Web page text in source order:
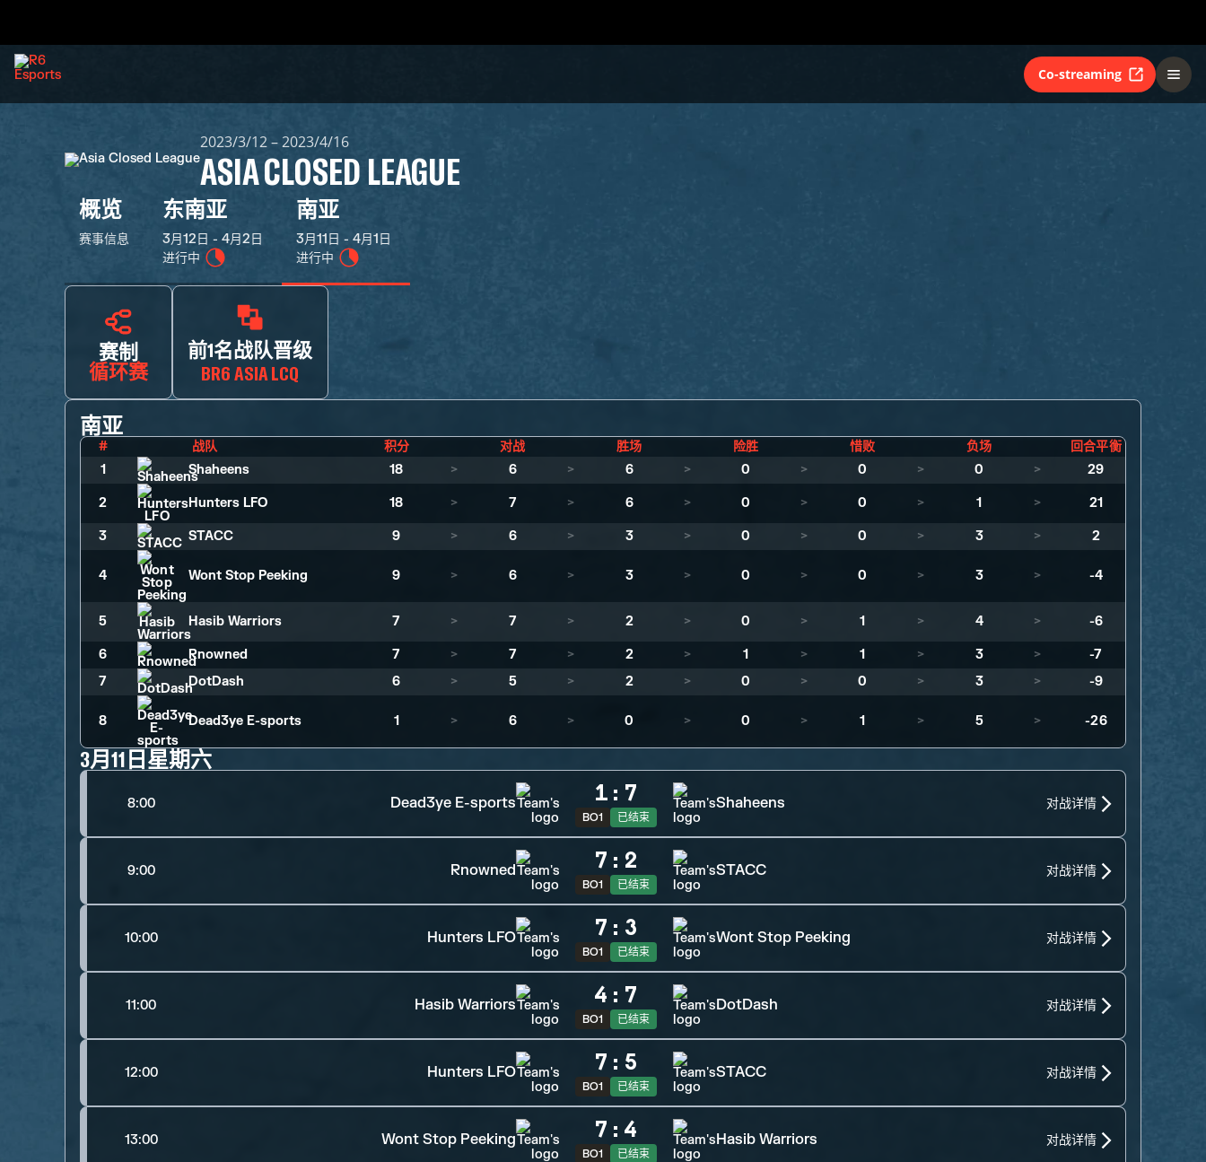
Co-streaming
2023/3/12 – 2023/4/16
ASIA CLOSED LEAGUE
概览
赛事信息
东南亚
3月12日 - 4月2日
进行中
南亚
3月11日 - 4月1日
进行中
赛制
循环赛
前1名战队晋级
BR6 ASIA LCQ
南亚
# 战队 积分 对战 胜场 险胜 惜败 负场
回合平衡
1
Shaheens 18 > 6 > 6 > 0 > 0 > 0 > 29
2 Hunters LFO 18 > 7 > 6 > 0 > 0 > 1 > 21
3 STACC 9 > 6 > 3 > 0 > 0 > 3 > 2
4 Wont Stop Peeking 9 > 6 > 3 > 0 > 0 > 3 > -4
5 Hasib Warriors 7 > 7 > 2 > 0 > 1 > 4 > -6
6 Rnowned 7 > 7 > 2 > 1 > 1 > 3 >
-7
7
DotDash 6 > 5 > 2 > 0 > 0 > 3 > -9
8 Dead3ye E-sports 1 > 6 > 0 > 0 > 1 > 5 > -26
3月11日星期六
8:00 Dead3ye E-sports 1 : 7
BO1 已结束
Shaheens 对战详情
9:00 Rnowned 7 : 2
BO1 已结束
STACC 对战详情
10:00 Hunters LFO 7 : 3
BO1 已结束
Wont Stop Peeking 对战详情
11:00 Hasib Warriors 4 : 7
BO1 已结束
DotDash 对战详情
12:00 Hunters LFO 7 : 5
BO1 已结束
STACC 对战详情
13:00 Wont Stop Peeking 7 : 4
BO1 已结束
Hasib Warriors 对战详情